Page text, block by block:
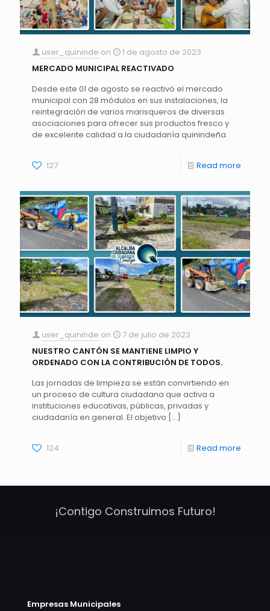
user_quininde on
1 de agosto de 2023
MERCADO MUNICIPAL REACTIVADO
Desde este 01 de agosto se reactivó el mercado
municipal con 28 módulos en sus instalaciones, la
reintegración de varios marisqueros de diversas
asociaciones para ofrecer sus productos fresco y
de excelente calidad a la ciudadanía quinindeña.
127 Read more
user_quininde on
7 de julio de 2023
NUESTRO CANTÓN SE MANTIENE LIMPIO Y
ORDENADO CON LA CONTRIBUCIÓN DE TODOS.
Las jornadas de limpieza se están convirtiendo en
un proceso de cultura ciudadana que activa a
instituciones educativas, públicas, privadas y
ciudadanía en general. El objetivo […]
124 Read more
¡Contigo Construimos Futuro!
Empresas Municipales